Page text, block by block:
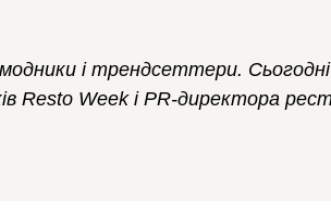
і трендсеттери.
Resto Week і PR-директора